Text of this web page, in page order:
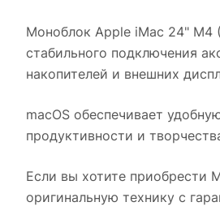
Моноблок Apple iMac 24" M4
стабильного подключения
накопителей и внешних
macOS обеспечивает
продуктивности и
Если вы хотите приобрести
оригинальную технику с